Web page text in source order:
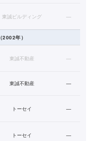
東誠ビルディング —
（2002年）
東誠不動産 —
東誠不動産 —
トーセイ —
トーセイ —